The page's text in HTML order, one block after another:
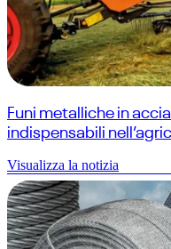
Funi metalliche in
indispensabili
Visualizza la notizia